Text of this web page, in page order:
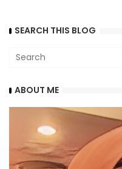
SEARCH THIS BLOG
ABOUT ME